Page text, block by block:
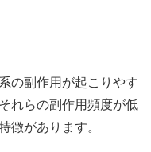
の副作用が起こりやす
れらの副作用頻度が低
徴があります。